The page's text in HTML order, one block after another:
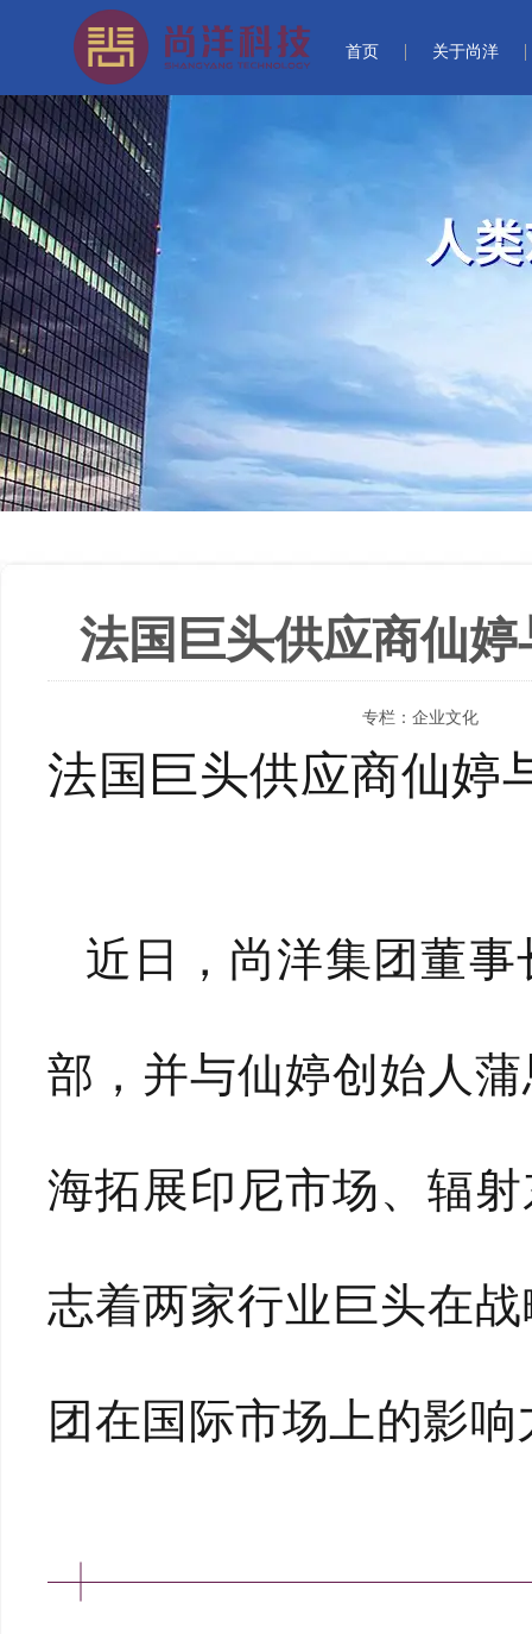
首页 关于尚洋
法国巨头供应商仙
专栏： 企业文化
法国巨头供应商仙婷
近日，尚洋集团董
部，并与仙婷创始人
海拓展印尼市场、辐
志着两家行业巨头在
团在国际市场上的影